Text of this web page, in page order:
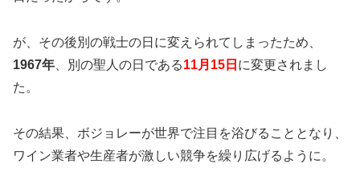
が、その後別の戦士の日に変えられてしまったため、
1967年 、別の聖人の日である11月15日 に変更されまし
た。
その結果、ボジョレーが世界で注目を浴びることとなり、
ワイン業者や生産者が激しい競争を繰り広げるように。